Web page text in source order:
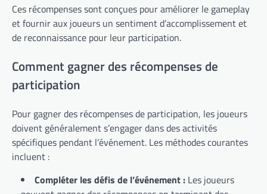
Ces récompenses sont conçues pour améliorer le gameplay
et fournir aux joueurs un sentiment d’accomplissement et
de reconnaissance pour leur participation.
Comment gagner des récompenses de
participation
Pour gagner des récompenses de participation, les joueurs
doivent généralement s’engager dans des activités
spécifiques pendant l’événement. Les méthodes courantes
incluent :
Compléter les défis de l’événement : Les joueurs